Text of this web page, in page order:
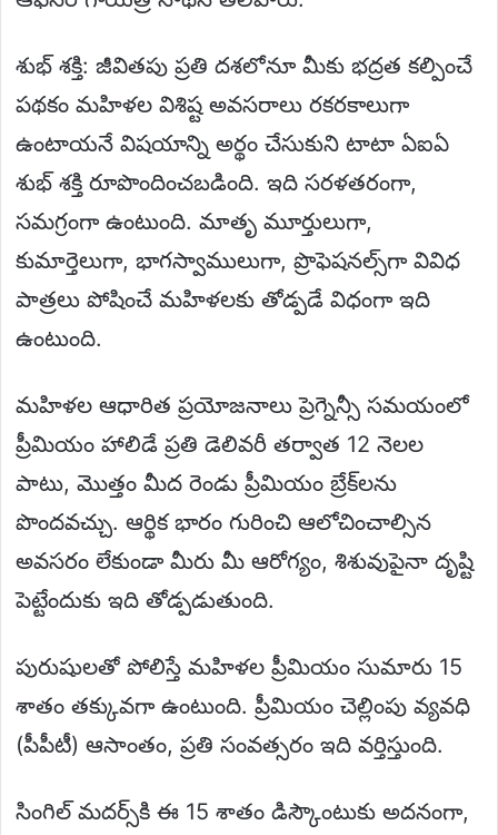
శుభ్ శక్తి: జీవితపు ప్రతి దశలోనూ మీకు భద్రత కల్పించే
పథకం మహిళల విశిష్ట అవసరాలు రకరకాలుగా
ఉంటాయనే విషయాన్ని అర్థం చేసుకుని టాటా ఏఐఏ
శుభ్ శక్తి రూపొందించబడింది. ఇది సరళతరంగా,
సమగ్రంగా ఉంటుంది. మాతృ మూర్తులుగా,
కుమార్తెలుగా, భాగస్వాములుగా, ప్రొఫెషనల్స్‌గా వివిధ
పాత్రలు పోషించే మహిళలకు తోడ్పడే విధంగా ఇది
ఉంటుంది.
మహిళల ఆధారిత ప్రయోజనాలు ప్రెగ్నెన్సీ సమయంలో
ప్రీమియం హాలిడే ప్రతి డెలివరీ తర్వాత 12 నెలల
పాటు, మొత్తం మీద రెండు ప్రీమియం బ్రేక్‌లను
పొందవచ్చు. ఆర్థిక భారం గురించి ఆలోచించాల్సిన
అవసరం లేకుండా మీరు మీ ఆరోగ్యం, శిశువుపైనా దృష్టి
పెట్టేందుకు ఇది తోడ్పడుతుంది.
పురుషులతో పోలిస్తే మహిళల ప్రీమియం సుమారు 15
శాతం తక్కువగా ఉంటుంది. ప్రీమియం చెల్లింపు వ్యవధి
(పీపీటీ) ఆసాంతం, ప్రతి సంవత్సరం ఇది వర్తిస్తుంది.
సింగిల్ మదర్స్‌కి ఈ 15 శాతం డిస్కౌంటుకు అదనంగా,